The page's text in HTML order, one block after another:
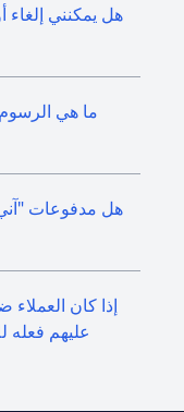
هل يمكنني إلغاء
ما هي
هل مدفوعات
إذا كان العملاء
عليهم فعله